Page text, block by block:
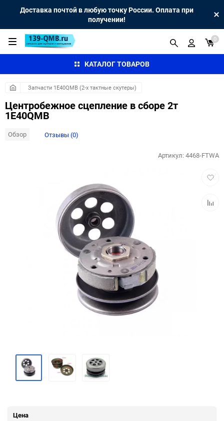
Доставка почтой в любую точку России. Оплата при
получении!
КАТАЛОГ ТОВАРОВ
0
Запчасти 1E40QMB (2-х тактные скутеры)
Центробежное сцепление в сборе 2т
1E40QMB
Обзор Отзывы (0)
Артикул:4468-FTWA
Цена